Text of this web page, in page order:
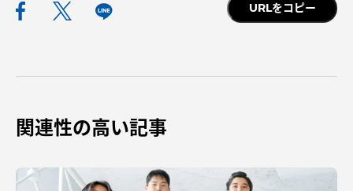
URLをコピー
関連性の高い記事
在学生・保護者向けポータル（TIPS） 本学教職員向け情報